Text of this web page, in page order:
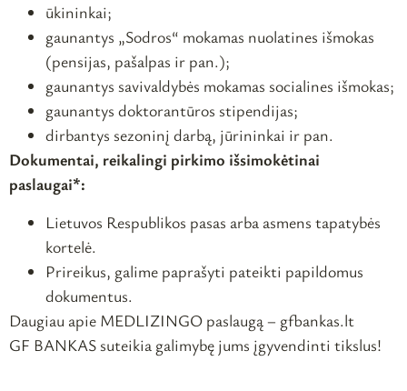
ūkininkai;
gaunantys „Sodros“ mokamas nuolatines išmokas
(pensijas, pašalpas ir pan.);
gaunantys savivaldybės mokamas socialines išmokas;
gaunantys doktorantūros stipendijas;
dirbantys sezoninį darbą, jūrininkai ir pan.
Dokumentai, reikalingi pirkimo išsimokėtinai
paslaugai*:
Lietuvos Respublikos pasas arba asmens tapatybės
kortelė.
Prireikus, galime paprašyti pateikti papildomus
dokumentus.
Daugiau apie MEDLIZINGO paslaugą – gfbankas.lt
GF BANKAS suteikia galimybę jums įgyvendinti tikslus!